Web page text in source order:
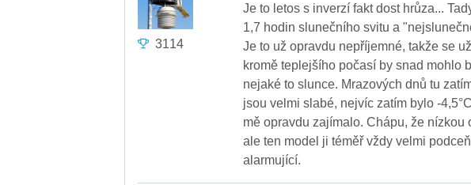
3114
Je to letos s inverzí fakt dost hrůza...
1,7 hodin slunečního svitu a
Je to už opravdu nepříjemné, takže se
kromě teplejšího počasí by snad mohlo
nejaké to slunce. Mrazových dnů tu
jsou velmi slabé, nejvíc zatím bylo -
mě opravdu zajímalo. Chápu, že nízkou
ale ten model ji téměř vždy velmi
alarmující.